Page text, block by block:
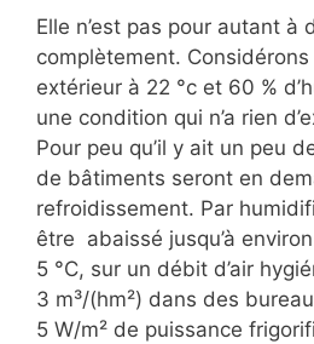
Elle n’est pas pour autant à
complètement.
extérieur à 22 °c et 60 %
une condition qui n’a rien
Pour peu qu’il y ait un peu
de bâtiments seront en
refroidissement. Par
être abaissé jusqu’à
5 °C, sur un débit d’air
3 m³/(hm²) dans des
5 W/m² de puissance